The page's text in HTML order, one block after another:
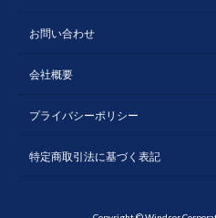
お問い合わせ
会社概要
プライバシーポリシー
特定商取引法に基づく表記